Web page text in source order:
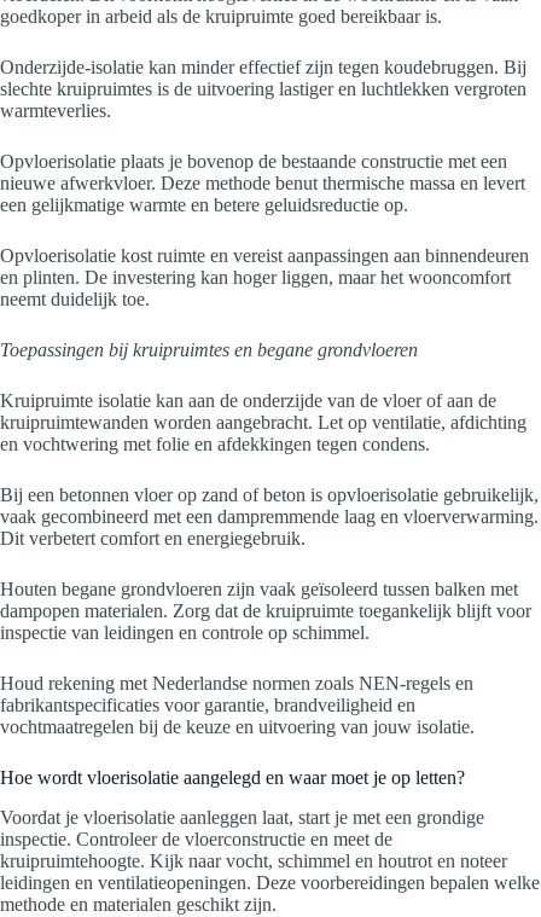
goedkoper in arbeid als de kruipruimte goed bereikbaar is.
Onderzijde-isolatie kan minder effectief zijn tegen koudebruggen. Bij
slechte kruipruimtes is de uitvoering lastiger en luchtlekken vergroten
warmteverlies.
Opvloerisolatie plaats je bovenop de bestaande constructie met een
nieuwe afwerkvloer. Deze methode benut thermische massa en levert
een gelijkmatige warmte en betere geluidsreductie op.
Opvloerisolatie kost ruimte en vereist aanpassingen aan binnendeuren
en plinten. De investering kan hoger liggen, maar het wooncomfort
neemt duidelijk toe.
Toepassingen bij kruipruimtes en begane grondvloeren
Kruipruimte isolatie kan aan de onderzijde van de vloer of aan de
kruipruimtewanden worden aangebracht. Let op ventilatie, afdichting
en vochtwering met folie en afdekkingen tegen condens.
Bij een betonnen vloer op zand of beton is opvloerisolatie gebruikelijk,
vaak gecombineerd met een dampremmende laag en vloerverwarming.
Dit verbetert comfort en energiegebruik.
Houten begane grondvloeren zijn vaak geïsoleerd tussen balken met
dampopen materialen. Zorg dat de kruipruimte toegankelijk blijft voor
inspectie van leidingen en controle op schimmel.
Houd rekening met Nederlandse normen zoals NEN-regels en
fabrikantspecificaties voor garantie, brandveiligheid en
vochtmaatregelen bij de keuze en uitvoering van jouw isolatie.
Hoe wordt vloerisolatie aangelegd en waar moet je op letten?
Voordat je vloerisolatie aanleggen laat, start je met een grondige
inspectie. Controleer de vloerconstructie en meet de
kruipruimtehoogte. Kijk naar vocht, schimmel en houtrot en noteer
leidingen en ventilatieopeningen. Deze voorbereidingen bepalen welke
methode en materialen geschikt zijn.